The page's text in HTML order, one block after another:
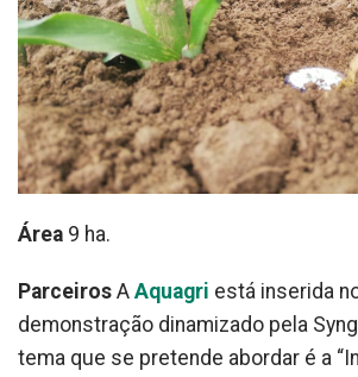
Área 9 ha.
Parceiros A Aquagri está inserida
demonstração dinamizado pela
tema que se pretende abordar é a